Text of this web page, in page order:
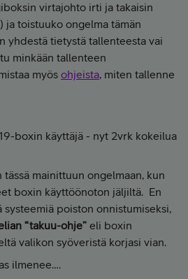
virtajohto irti ja takaisin
ja toistuuko ongelma tämän
yhdestä tietystä tallenteesta vai
minkään tallenteen
myös ohjeista, miten tallenne
boxin käyttäjä - nyt 2vrk kokeilua
tässä mainittuun ongelmaan, kun
boxin käyttöönoton jäljiltä. En
systeemiä poiston onnistumiseksi,
“takuu-ohje” eli boxin
valikon syöveristä korjasi vian.
ilmenee….